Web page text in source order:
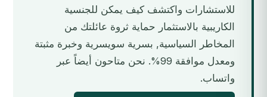
للاستشارات واكتشف كيف يمكن للجنسية
الكاريبية بالاستثمار حماية ثروة عائلتك من
المخاطر السياسية, بسرية سويسرية وخبرة مثبتة
ومعدل موافقة 99%. نحن متاحون أيضاً عبر
واتساب.